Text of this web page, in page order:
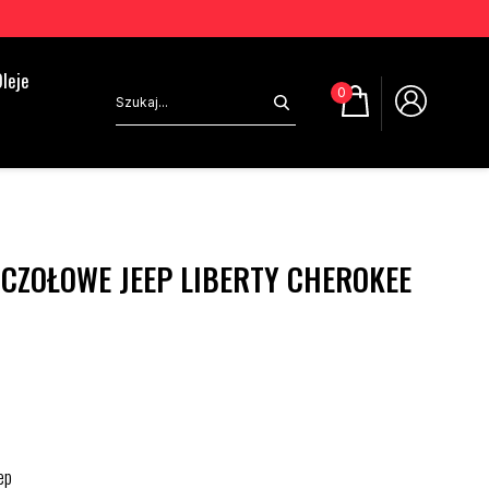
0
JEEP LIBERTY CHEROKEE